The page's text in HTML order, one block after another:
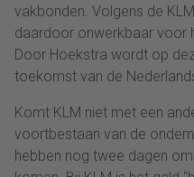
vakbonden. Volgens de
daardoor onwerkbaar voor
Door Hoekstra wordt op
toekomst van de
Komt KLM niet met een
voortbestaan van de
hebben nog twee dagen